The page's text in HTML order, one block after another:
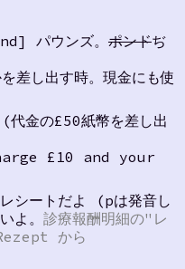
パウンズ。 ポンドぢ
し出す時。現金にも使
の£50紙幣を差し出
£10 and your
トだよ (pは発音し
よ。 診療報酬明細の"レ
から